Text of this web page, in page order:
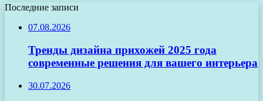
Последние записи
07.08.2026
Тренды дизайна прихожей 2025 года
современные решения для вашего интерьера
30.07.2026